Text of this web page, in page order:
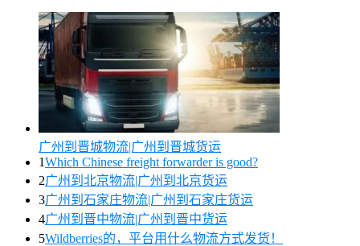
广州到晋城物流|广州到晋城货运
1Which Chinese freight forwarder is good?
2广州到北京物流|广州到北京货运
3广州到石家庄物流|广州到石家庄货运
4广州到晋中物流|广州到晋中货运
5Wildberries的，平台用什么物流方式发货！